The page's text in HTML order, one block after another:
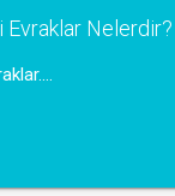
Evraklar Nelerdir?